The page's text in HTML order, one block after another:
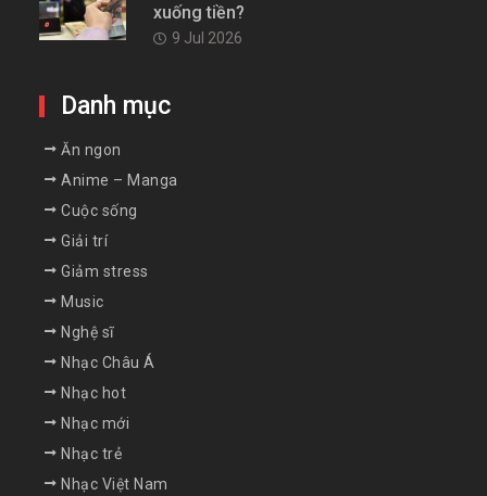
xuống tiền?
9 Jul 2026
Danh mục
Ăn ngon
Anime – Manga
Cuộc sống
Giải trí
Giảm stress
Music
Nghệ sĩ
Nhạc Châu Á
Nhạc hot
Nhạc mới
Nhạc trẻ
Nhạc Việt Nam